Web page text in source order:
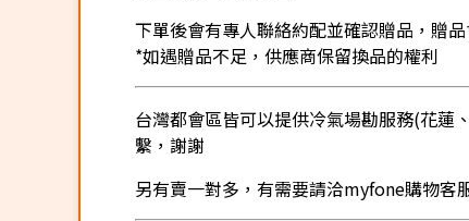
下單後會有專人聯絡約配並確認贈品，贈
*如遇贈品不足，供應商保留換品的權利
台灣都會區皆可以提供冷氣場勘服務(花蓮
繫，謝謝
另有賣一對多，有需要請洽myfone購物客